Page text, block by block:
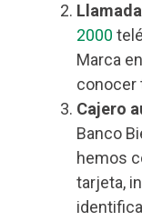
2000
Marca
conocer
Cajero
Banco
hemos
tarjeta,